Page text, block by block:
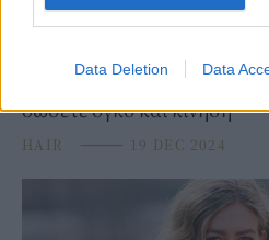
Data Deletion Data
Τα ιδανικά κουρέματα για
δώσετε όγκο και κίνηση
HAIR ⸻ 19 DEC 2024